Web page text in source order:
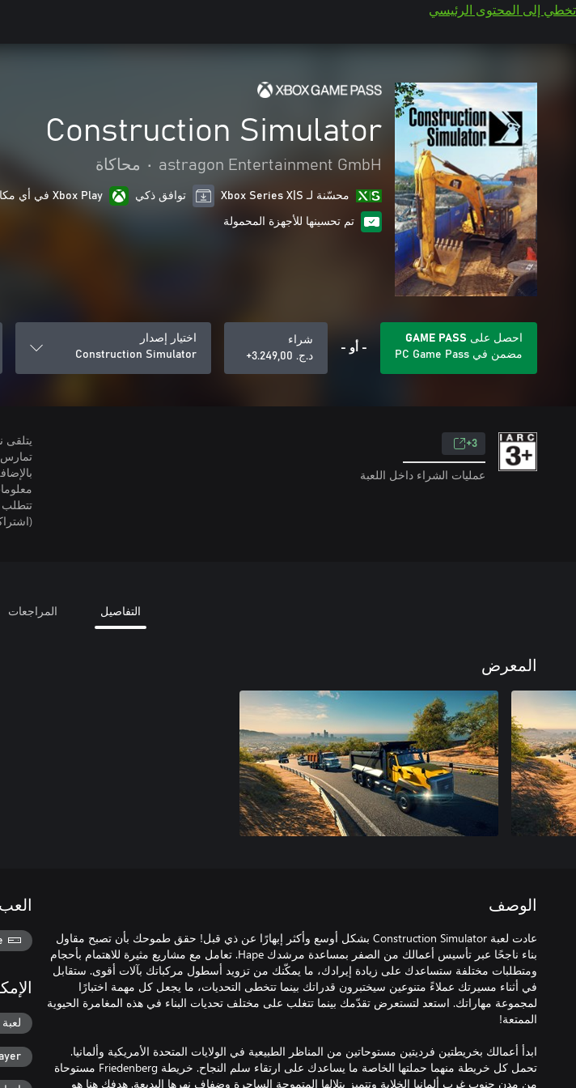
تخطي إلى المحتوى الرئيسي
Construction Simulator
astragon Entertainment GmbH
• محاكاة
محسّنة لـ Xbox Series X|S توافق ذكي Xbox Play في أي مكان
تم تحسينها للأجهزة المحمولة
احصل على GAME PASS
مضمن في PC Game Pass
- أو -
شراء
د.ج.‏ 3.249,00+
اختيار إصدار
Construction Simulator
3+
عمليات الشراء داخل اللعبة
تمارس
التفاصيل المراجعات
المعرض
الوصف
عادت لعبة Construction Simulator بشكل أوسع وأكثر إبهارًا عن ذي قبل! حقق طموحك بأن تصبح مقاول
بناء ناجحًا عبر تأسيس أعمالك من الصفر بمساعدة مرشدك Hape. تعامل مع مشاريع مثيرة للاهتمام بأحجام
ومتطلبات مختلفة ستساعدك على زيادة إيرادك، ما يمكّنك من تزويد أسطول مركباتك بآلات أقوى. ستقابل
في أثناء مسيرتك عملاءً متنوعين سيختبرون قدراتك بينما تتخطى التحديات، ما يجعل كل مهمة اختبارًا
لمجموعة مهاراتك. استعد لتستعرض تقدّمك بينما تتغلب على مختلف تحديات البناء في هذه المغامرة الحيوية
ابدأ أعمالك بخريطتين فرديتين مستوحاتين من المناظر الطبيعية في الولايات المتحدة الأمريكية وألمانيا.
تحمل كل خريطة منهما حملتها الخاصة ما يساعدك على ارتقاء سلم النجاح. خريطة Friedenberg مستوحاة
من مدن جنوب غرب ألمانيا الخلابة وتتميز بتلالها المتموجة الساحرة وضفاف نهرها البديعة. هدفك هنا هو
لعبة